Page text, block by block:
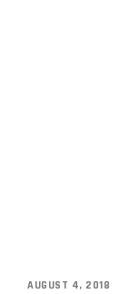
AUGUST 4, 2018